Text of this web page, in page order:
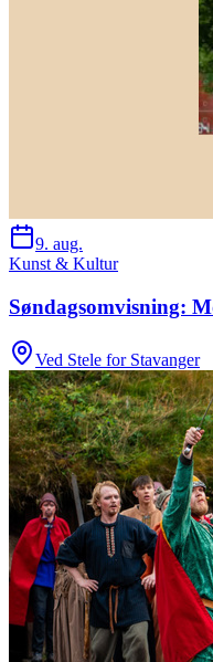
9. aug.
Kunst & Kultur
Søndagsomvisning:
Ved Stele for Stavanger